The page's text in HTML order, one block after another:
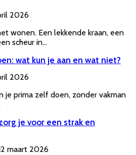
2026
wonen. Een lekkende kraan, een
scheur in…
wat kun je aan en wat niet?
2026
je prima zelf doen, zonder vakman
je voor een strak en
maart 2026